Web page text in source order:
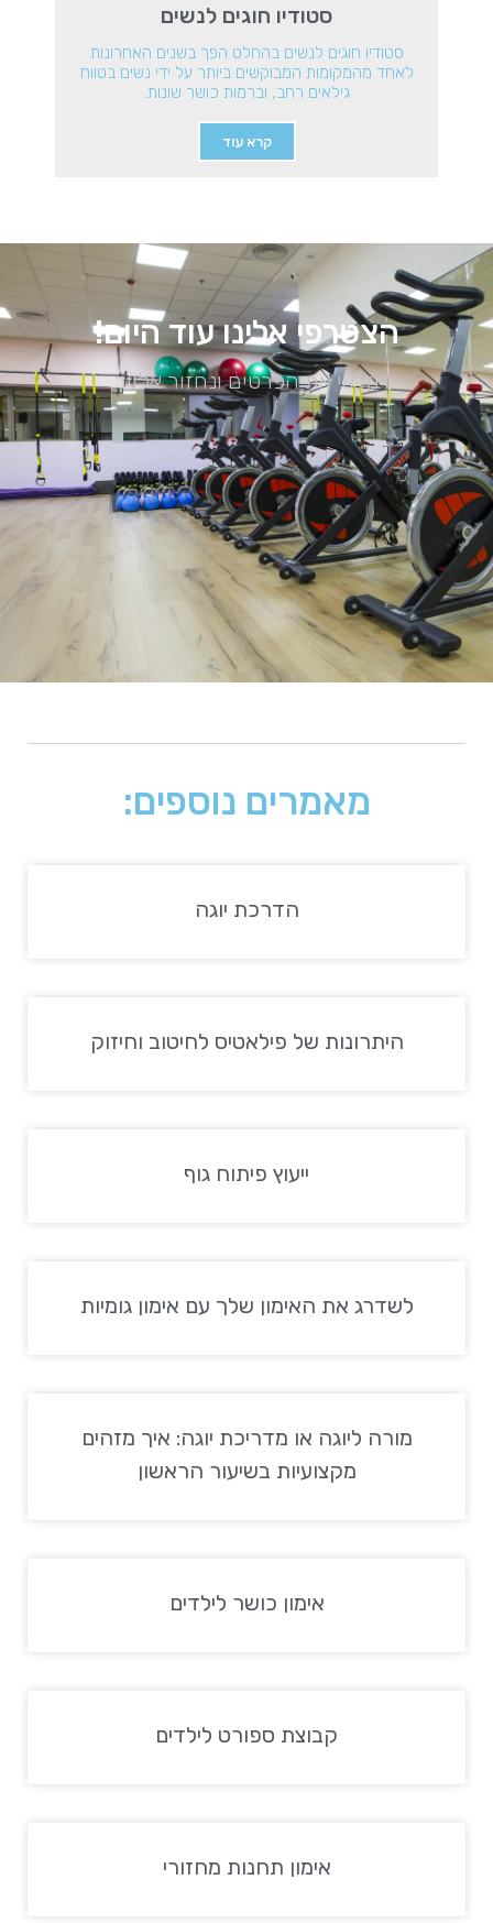
סטודיו חוגים לנשים
סטודיו חוגים לנשים בהחלט הפך בשנים האחרונות
לאחד מהמקומות המבוקשים ביותר על ידי נשים בטווח
גילאים רחב, וברמות כושר שונות.
קרא עוד
הצטרפי אלינו עוד היום!
מלאי את הפרטים ונחזור אלייך
מאמרים נוספים:
הדרכת יוגה
היתרונות של פילאטיס לחיטוב וחיזוק
ייעוץ פיתוח גוף
לשדרג את האימון שלך עם אימון גומיות
מורה ליוגה או מדריכת יוגה: איך מזהים
מקצועיות בשיעור הראשון
אימון כושר לילדים
קבוצת ספורט לילדים
אימון תחנות מחזורי